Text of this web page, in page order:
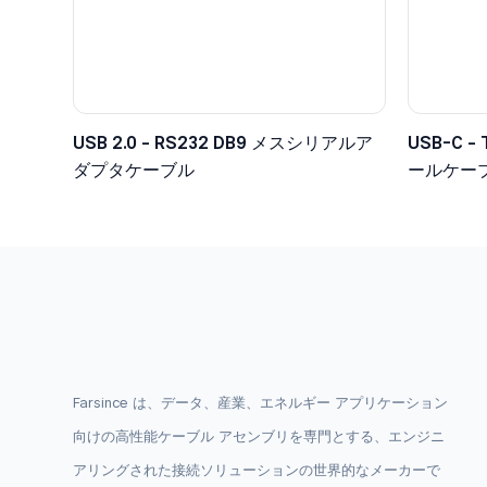
USB 2.0 - RS232 DB9 メスシリアルア
ダプタケーブル
USB-C -
ールケー
Farsince は、データ、産業、エネルギー アプリケーション
向けの高性能ケーブル アセンブリを専門とする、エンジニ
アリングされた接続ソリューションの世界的なメーカーで